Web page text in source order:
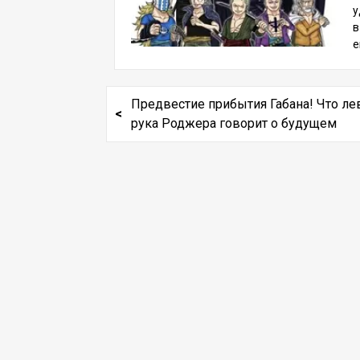
-
Предвестие прибытия Габана! Что
рука Роджера говорит о будущем